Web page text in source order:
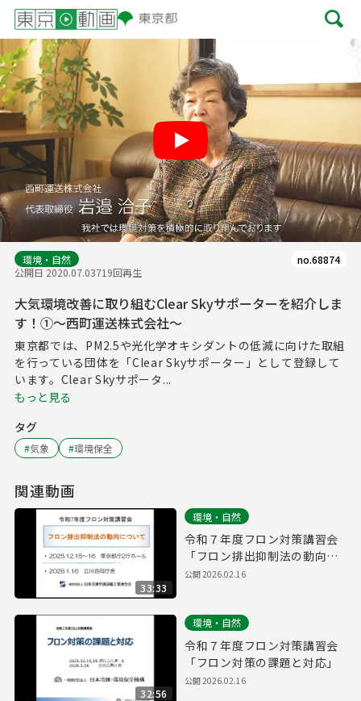
Play
環境・自然
公開日 2020.07.03719回再生
no.68874
大気環境改善に取り組むClear Skyサポーターを紹介しま
す！①～西町運送株式会社～
東京都では、PM2.5や光化学オキシダントの低減に向けた取組
を行っている団体を「Clear Skyサポーター」として登録して
います。Clear Skyサポータ...
もっと見る
タグ
#気象 #環境保全
関連動画
33:33
環境・自然
令和７年度フロン対策講習会
「フロン排出抑制法の動向に
ついて」
公開2026.02.16
32:56
環境・自然
令和７年度フロン対策講習会
「フロン対策の課題と対応」
公開2026.02.16